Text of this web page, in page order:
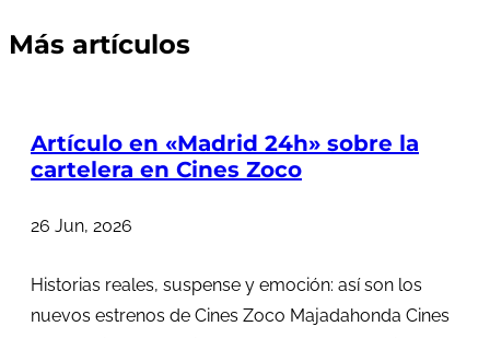
Más artículos
Artículo en «Madrid 24h» sobre la
cartelera en Cines Zoco
26 Jun, 2026
Historias reales, suspense y emoción: así son los
nuevos estrenos de Cines Zoco Majadahonda Cines